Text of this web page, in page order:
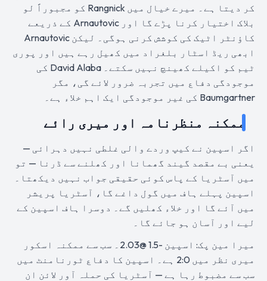
کر دیتا ہے۔ میرے خیال میں Rangnick کو مجبوراً لو
بلاک اختیار کرنا پڑے گا اور Arnautovic کے ذریعے
کاؤنٹر اٹیک کی کوشش کرنی ہوگی۔ لیکن Arnautovic
ابھی ریڈ اسٹار بلغراد میں کھیل رہے ہیں اور پوری
ٹیم کو اکیلے کھینچ نہیں سکتے۔ David Alaba کی
موجودگی دفاع میں تجربہ ضرور لائے گی، مگر
Baumgartner کی غیر موجودگی ایک اہم خلاء ہے۔
ممکنہ منظرنامہ اور میری رائے
اگر اسپین نے کیپ وردے والی غلطی نہیں دہرائی —
یعنی بے مقصد گیند گھمانا اور کھلنے سے ڈرنا — تو
میں آسٹریا کے پاس کوئی حقیقی جواب نہیں دیکھتا۔
اسپین پہلے ہاف میں گول داغے گا، آسٹریا پریشر
میں آئے گا اور خلاء کھلیں گے۔ دوسرا ہاف اسپین کے
لیے اور آسان ہو جائے گا۔
میرا مین پک: اسپین -1.5 @2.03۔ سب سے ممکنہ اسکور
میری نظر میں 2:0 ہے۔ اسپین کا دفاع ٹورنامنٹ میں
سب سے مضبوط رہا ہے — آسٹریا کی حملہ آور لائن ان